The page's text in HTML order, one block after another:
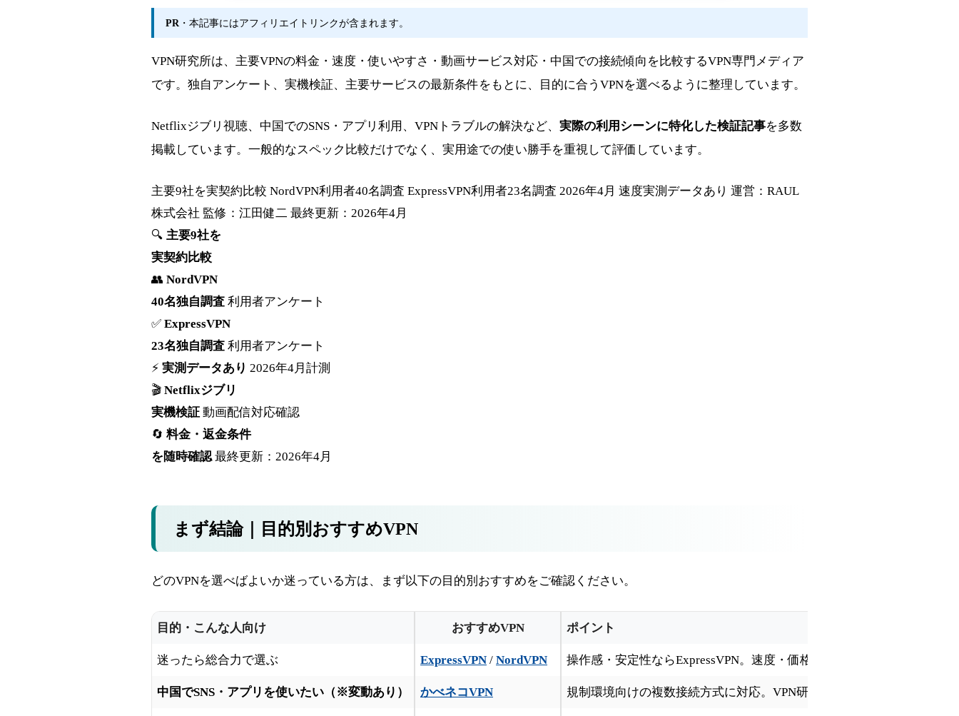
PR ・本記事にはアフィリエイトリンクが含まれます。
VPN研究所は、主要VPNの料金・速度・使いやすさ・動画サービス対応・中国での接続傾向を比較するVPN専門メディア
です。独自アンケート、実機検証、主要サービスの最新条件をもとに、目的に合うVPNを選べるように整理しています。
Netflixジブリ視聴、中国でのSNS・アプリ利用、VPNトラブルの解決など、 実際の利用シーンに特化した検証記事を多数
掲載しています。一般的なスペック比較だけでなく、実用途での使い勝手を重視して評価しています。
主要9社を実契約比較 NordVPN利用者40名調査 ExpressVPN利用者23名調査 2026年4月 速度実測データあり 運営：RAUL
株式会社 監修：江田健二 最終更新：2026年4月
🔍 主要9社を
実契約比較
👥 NordVPN
40名独自調査 利用者アンケート
✅ ExpressVPN
23名独自調査 利用者アンケート
⚡ 実測データあり 2026年4月計測
🎬 Netflixジブリ
実機検証 動画配信対応確認
🔄 料金・返金条件
を随時確認 最終更新：2026年4月
まず結論｜目的別おすすめVPN
どのVPNを選べばよいか迷っている方は、まず以下の目的別おすすめをご確認ください。
目的・こんな人向け おすすめVPN ポイント
迷ったら総合力で選ぶ ExpressVPN / NordVPN 操作感・安定性ならExpressVPN。速度・価格・知名度ならNordVPN。
中国でSNS・アプリを使いたい（※変動あり） かべネコVPN 規制環境向けの複数接続方式に対応。VPN研究所でも中国系記事で実